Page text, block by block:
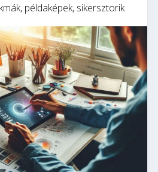
barát önéletrajzot?
esélyedet az
ezeket a
egyetemi felvételi?
verseny kódban –
program dönti el a
példaképek, sikersztorik